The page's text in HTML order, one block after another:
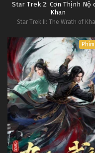
Star Trek 2: Cơn Thịnh Nộ
Khan
Star Trek II: The Wrath of